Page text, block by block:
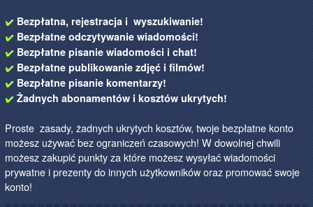
Bezpłatna, rejestracja i wyszukiwanie!
Bezpłatne odczytywanie wiadomości!
Bezpłatne pisanie wiadomości i chat!
Bezpłatne publikowanie zdjęć i filmów!
Bezpłatne pisanie komentarzy!
Żadnych abonamentów i kosztów ukrytych!
Proste zasady, żadnych ukrytych kosztów, twoje bezpłatne konto
możesz używać bez ograniczeń czasowych! W dowolnej chwili
możesz zakupić punkty za które możesz wysyłać wiadomości
prywatne i prezenty do innych użytkowników oraz promować swoje
konto!